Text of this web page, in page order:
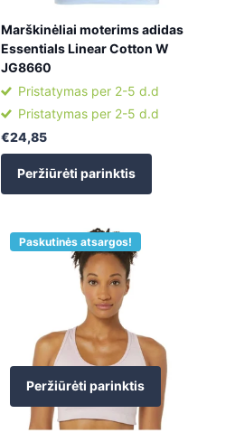
Marškinėliai moterims adidas
Essentials Linear Cotton W
JG8660
Pristatymas per 2-5 d.d
Pristatymas per 2-5 d.d
€24,85
Peržiūrėti parinktis
Paskutinės atsargos!
Peržiūrėti parinktis